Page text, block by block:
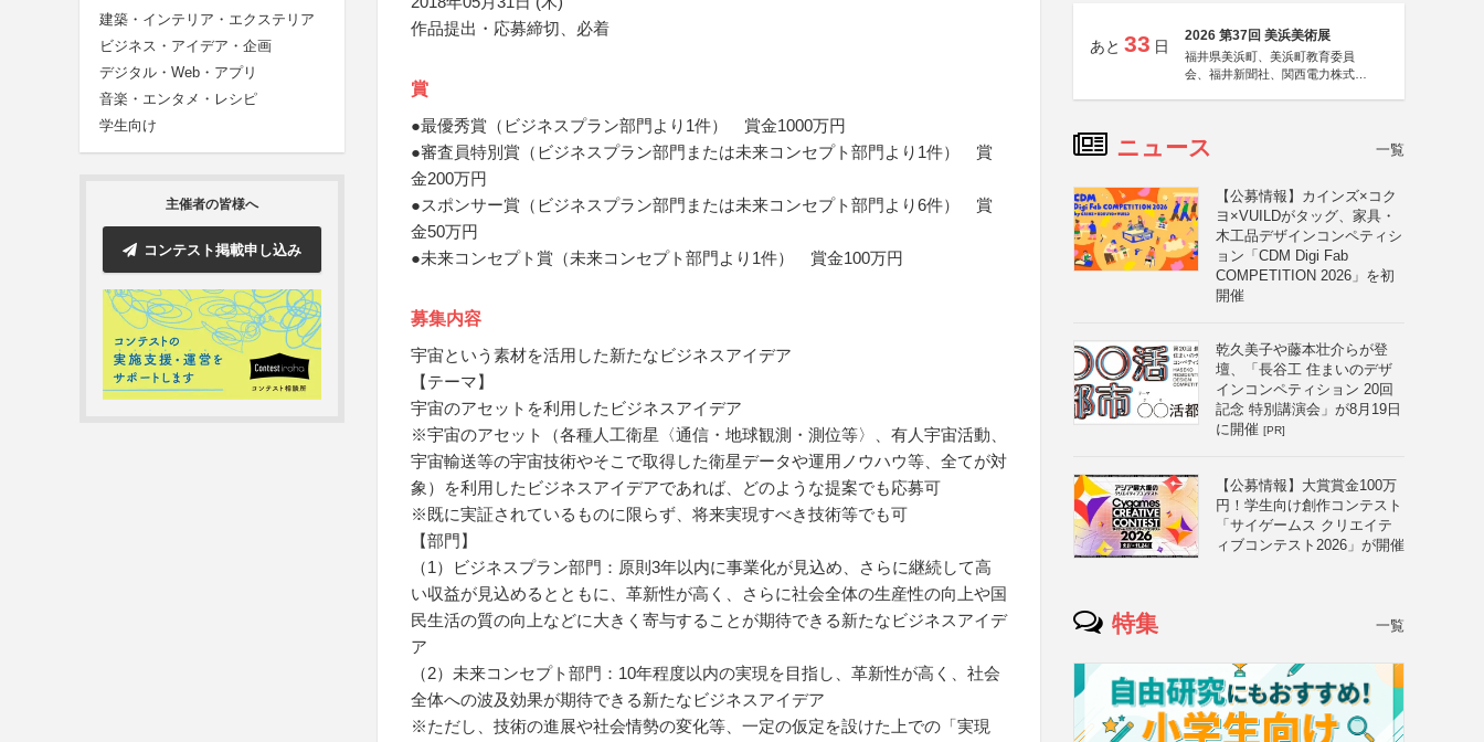
建築・インテリア・エクステリア
ビジネス・アイデア・企画
デジタル・Web・アプリ
音楽・エンタメ・レシピ
学生向け
主催者の皆様へ
コンテスト掲載申し込み
作品提出・応募締切、必着
賞
●最優秀賞（ビジネスプラン部門より1件） 賞金1000万円
●審査員特別賞（ビジネスプラン部門または未来コンセプト部門より1件） 賞
金200万円
●スポンサー賞（ビジネスプラン部門または未来コンセプト部門より6件） 賞
金50万円
●未来コンセプト賞（未来コンセプト部門より1件） 賞金100万円
募集内容
宇宙という素材を活用した新たなビジネスアイデア
【テーマ】
宇宙のアセットを利用したビジネスアイデア
※宇宙のアセット（各種人工衛星〈通信・地球観測・測位等〉、有人宇宙活動、
宇宙輸送等の宇宙技術やそこで取得した衛星データや運用ノウハウ等、全てが対
象）を利用したビジネスアイデアであれば、どのような提案でも応募可
※既に実証されているものに限らず、将来実現すべき技術等でも可
【部門】
（1）ビジネスプラン部門：原則3年以内に事業化が見込め、さらに継続して高
い収益が見込めるとともに、革新性が高く、さらに社会全体の生産性の向上や国
民生活の質の向上などに大きく寄与することが期待できる新たなビジネスアイデ
ア
（2）未来コンセプト部門：10年程度以内の実現を目指し、革新性が高く、社会
全体への波及効果が期待できる新たなビジネスアイデア
※ただし、技術の進展や社会情勢の変化等、一定の仮定を設けた上での「実現
あと 33 日
2026 第37回 美浜美術展
福井県美浜町、美浜町教育委員
会、福井新聞社、関西電力株式会
ニュース 一覧
【公募情報】カインズ×コク
ヨ×VUILDがタッグ、家具・
木工品デザインコンペティシ
ョン「CDM Digi Fab
COMPETITION 2026」を初
開催
乾久美子や藤本壮介らが登
壇、「長谷工 住まいのデザ
インコンペティション 20回
記念 特別講演会」が8月19日
に開催 [PR]
【公募情報】大賞賞金100万
円！学生向け創作コンテスト
「サイゲームス クリエイテ
ィブコンテスト2026」が開催
特集 一覧